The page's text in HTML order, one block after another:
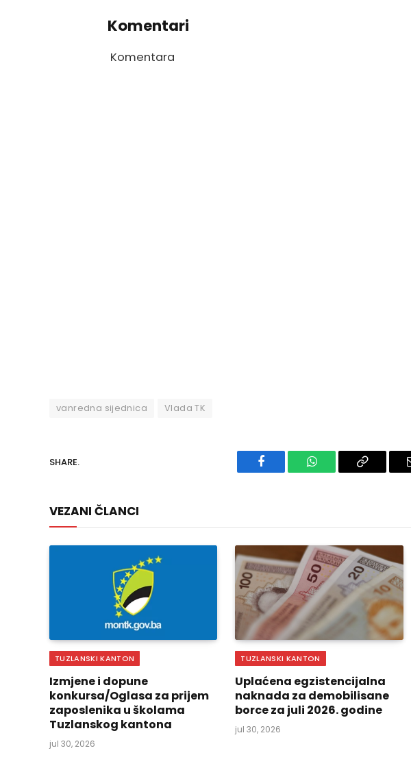
Komentari
Komentara
vanredna sijednica Vlada TK
SHARE.
Facebook WhatsAppCopy
VEZANI ČLANCI
TUZLANSKI KANTON
Izmjene i dopune
konkursa/Oglasa za prijem
zaposlenika u školama
Tuzlanskog kantona
jul 30, 2026
TUZLANSKI KANTON
Uplaćena egzistencijalna
naknada za demobilisane
borce za juli 2026. godine
jul 30, 2026